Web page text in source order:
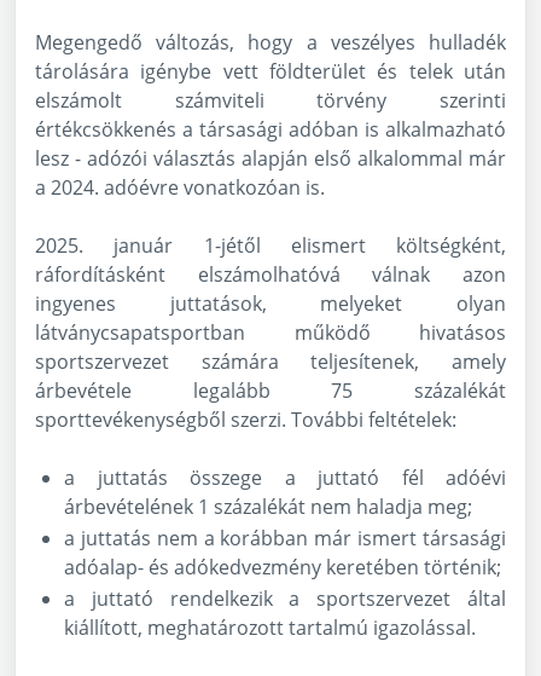
Megengedő változás, hogy a veszélyes hulladék
tárolására igénybe vett földterület és telek után
elszámolt számviteli törvény szerinti
értékcsökkenés a társasági adóban is alkalmazható
lesz - adózói választás alapján első alkalommal már
a 2024. adóévre vonatkozóan is.
2025. január 1-jétől elismert költségként,
ráfordításként elszámolhatóvá válnak azon
ingyenes juttatások, melyeket olyan
látványcsapatsportban működő hivatásos
sportszervezet számára teljesítenek, amely
árbevétele legalább 75 százalékát
sporttevékenységből szerzi. További feltételek:
a juttatás összege a juttató fél adóévi
árbevételének 1 százalékát nem haladja meg;
a juttatás nem a korábban már ismert társasági
adóalap- és adókedvezmény keretében történik;
a juttató rendelkezik a sportszervezet által
kiállított, meghatározott tartalmú igazolással.